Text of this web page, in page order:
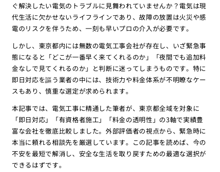
ぐ解決したい電気のトラブルに見舞われていませんか？電気は現
代生活に欠かせないライフラインであり、故障の放置は火災や感
電のリスクを伴うため、一刻も早いプロの介入が必要です。
しかし、東京都内には無数の電気工事会社が存在し、いざ緊急事
態になると「どこが一番早く来てくれるのか」「夜間でも追加料
金なしで見てくれるのか」と判断に迷ってしまうものです。特に
即日対応を謳う業者の中には、技術力や料金体系が不明瞭なケー
スもあり、慎重な選定が求められます。
本記事では、電気工事に精通した筆者が、東京都全域を対象に
「即日対応」「有資格者施工」「料金の透明性」の3軸で実績豊
富な会社を徹底比較しました。外部評価者の視点から、緊急時に
本当に頼れる相談先を厳選しています。この記事を読めば、今の
不安を最短で解消し、安全な生活を取り戻すための最適な選択が
できるはずです。